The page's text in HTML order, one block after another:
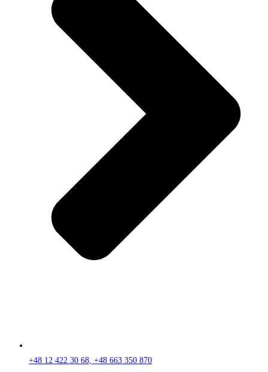
+48 12 422 30 68, +48 663 350 870